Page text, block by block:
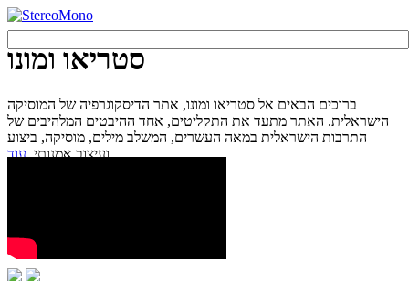
סטריאו ומונו
ברוכים הבאים אל סטריאו ומונו, אתר הדיסקוגרפיה של המוסיקה
הישראלית. האתר מתעד את התקליטים, אחד ההיבטים המלהיבים של
התרבות הישראלית במאה העשרים, המשלב מילים, מוסיקה, ביצוע
ועיצוב אמנותי.עוד...